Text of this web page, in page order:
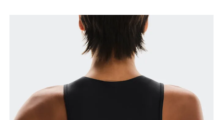
wo dein Oberkörper am schmalsten ist.
Miss um die breiteste Stelle deiner Hüfte herum.